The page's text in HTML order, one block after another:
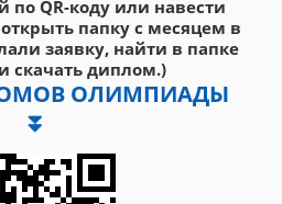
QR-коду или навести
папку с месяцем в
заявку, найти в папке
скачать диплом.)
ОЛИМПИАДЫ
⏬